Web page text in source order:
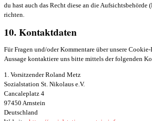
du hast auch das Recht diese an die Aufsichtsbehörde
richten.
10. Kontaktdaten
Für Fragen und/oder Kommentare über unsere
Aussage kontaktiere uns bitte mittels der folgenden
1. Vorsitzender Roland Metz
Sozialstation St. Nikolaus e.V.
Cancaleplatz 4
97450 Arnstein
Deutschland